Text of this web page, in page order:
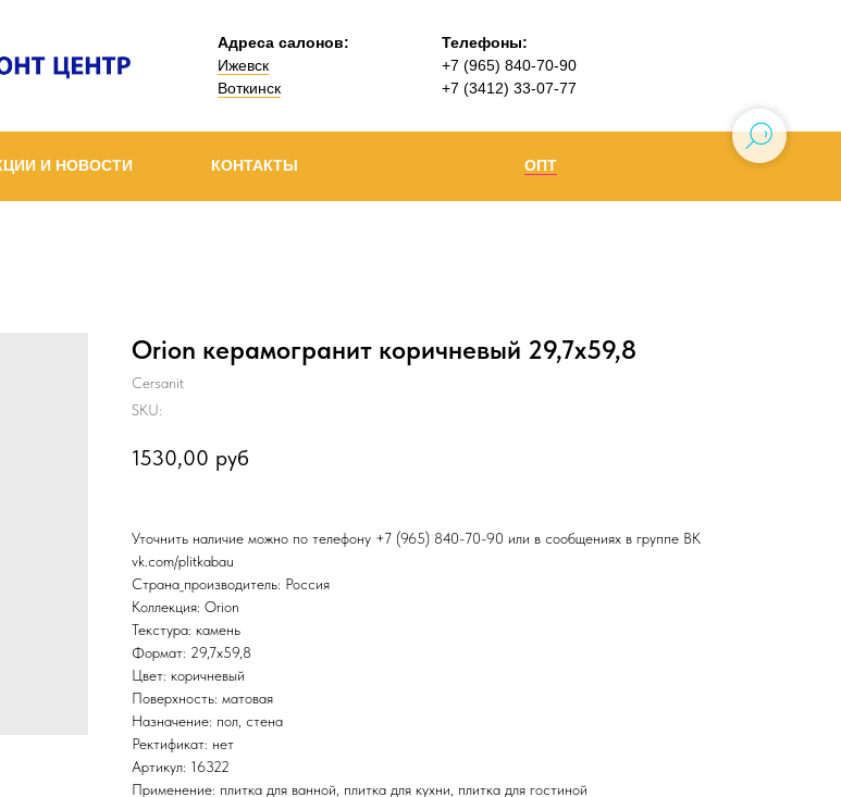
Телефоны:
+7 (965) 840-70-90
+7 (3412) 33-07-77
Адреса салонов:
Ижевск
Воткинск
И НОВОСТИ ОПТ
КОНТАКТЫ
Orion керамогранит коричневый 29,7х59,8
Cersanit
SKU:
1530,00 руб
Уточнить наличие можно по телефону +7 (965) 840-70-90 или в сообщениях в группе ВК
vk.com/plitkabau
Страна_производитель: Россия
Коллекция: Orion
Текстура: камень
Формат: 29,7x59,8
Цвет: коричневый
Поверхность: матовая
Назначение: пол, стена
Ректификат: нет
Артикул: 16322
Применение: плитка для ванной, плитка для кухни, плитка для гостиной